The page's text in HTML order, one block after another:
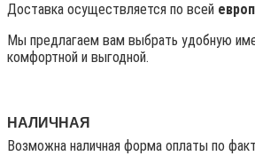
Доставка осуществляется по всей
Мы предлагаем вам выбрать удобную
комфортной и выгодной.
НАЛИЧНАЯ
Возможна наличная форма оплаты по